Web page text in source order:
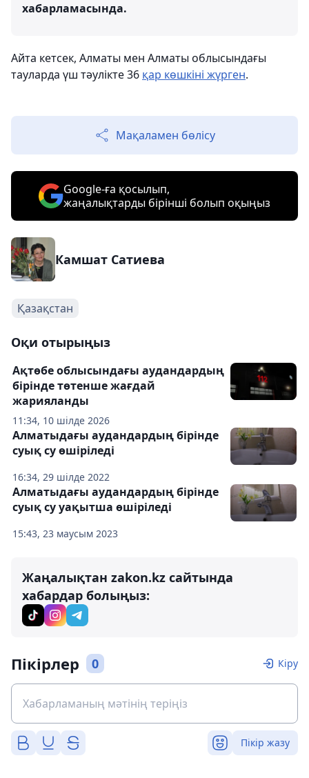
хабарламасында.
Айта кетсек, Алматы мен Алматы облысындағы
тауларда үш тәулікте 36 қар көшкіні жүрген.
Мақаламен бөлісу
Google-ға қосылып,
жаңалықтарды бірінші болып оқыңыз
Камшат Сатиева
Қазақстан
Оқи отырыңыз
11:34, 10 шілде 2026
Ақтөбе облысындағы аудандардың
бірінде төтенше жағдай
жарияланды
16:34, 29 шілде 2022
Алматыдағы аудандардың бірінде
суық су өшіріледі
15:43, 23 маусым 2023
Алматыдағы аудандардың бірінде
суық су уақытша өшіріледі
Жаңалықтан zakon.kz сайтында
хабардар болыңыз:
Пікірлер 0 Кіру
Пікір жазу